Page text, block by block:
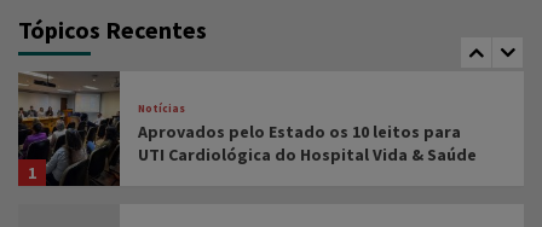
Tópicos Recentes
5
Saúde
1
Notícias
Aprovados pelo Estado os 10 leitos para
UTI Cardiológica do Hospital Vida & Saúde